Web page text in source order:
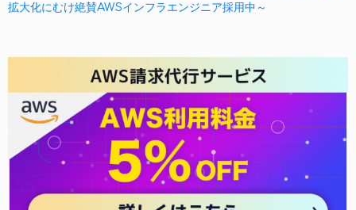
拡大化にむけ絶賛AWSインフラエンジニア採用中～